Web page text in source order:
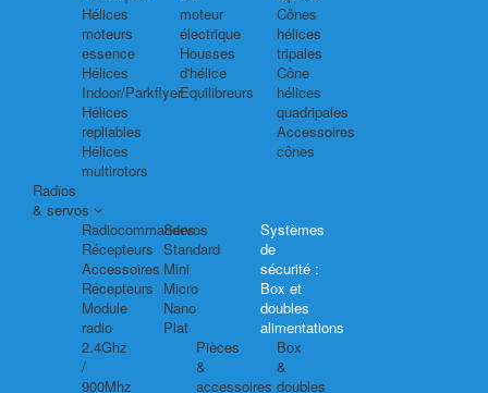
Hélices
moteurs
essence
Hélices
Indoor/Parkflyer
Hélices
repliables
Hélices
multirotors
moteur
électrique
Housses
d'hélice
Equilibreurs
Cônes
hélices
tripales
Cône
hélices
quadripales
Accessoires
cônes
Radios
& servos
Radiocommandes
Récepteurs
Accessoires
Récepteurs
Module
radio
2.4Ghz
/
900Mhz
Servos
Standard
Mini
Micro
Nano
Plat
Pièces
&
accessoires
Systèmes
de
sécurité :
Box et
doubles
alimentations
Box
&
doubles